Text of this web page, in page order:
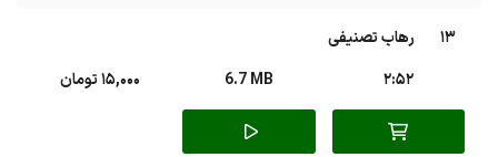
13
رهاب تصنیفی
2:52
6.7 MB 15,000 تومان